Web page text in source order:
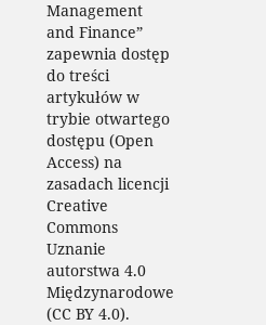
Management
and Finance”
zapewnia dostęp
do treści
artykułów w
trybie otwartego
dostępu (Open
Access) na
zasadach licencji
Creative
Commons
Uznanie
autorstwa 4.0
Międzynarodowe
(CC BY 4.0).